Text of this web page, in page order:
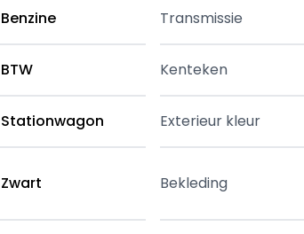
Benzine Transmissie
BTW Kenteken
Stationwagon Exterieur kleur
Zwart Bekleding